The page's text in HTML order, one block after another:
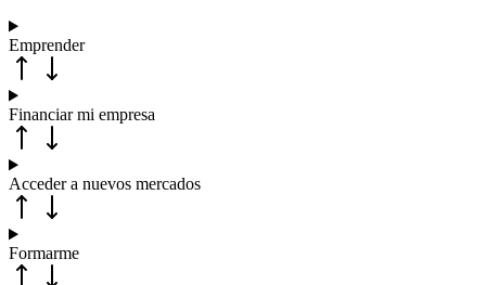
Emprender
Financiar mi empresa
Acceder a nuevos mercados
Formarme